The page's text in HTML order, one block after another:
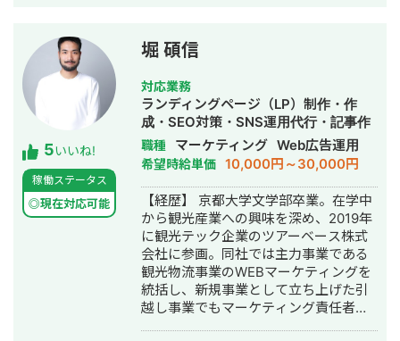
成、制作会社様の外部ディレクション
など、必要な工程だけのスポット対応
も可能です。
して対応可能 ＜スキル＞ ▼SEO対策
・サイト改善 ・オウンドメディア運用
・CV導線の設計 ▼BtoBマーケティン
グ ・リード獲得戦略設計 ・ホワイトペ
ーパー作成 ・メルマガ配信戦略の立
案〜実行 ・インサイドセールス ＜実績
＞ ○ケース①：人材マッチングアプリ
（toB） ホワイトペーパー制作、ライ
ティングのディレクション、ライティ
ング、獲得したリードへの架電全てを
一人で手を動かしてメディアを対応し
ました（一部ライターさんにも手伝っ
てもらいました）。 ▶️問題・課題 クラ
イアントは元々、コンサル会社が入っ
てメディアを立ち上げたものの、1件も
リード獲得ができていない状況。 ここ
から、課題としては下記の４点がある
5いいね!
稼働ステータス
◎現在対応可能
堀 碩信
対応業務
ランディングページ（LP）制作・作
成・SEO対策・SNS運用代行・記事作
成代行・ライティング・ホームページ
制作・作成・リスティング広告運用代
行・オウンドメディア制作・構築・運
用代行
職種 マーケティング Web広告運用
希望時給単価 10,000円～30,000円
【経歴】 京都大学文学部卒業。在学中
から観光産業への興味を深め、2019年
に観光テック企業のツアーベース株式
会社に参画。同社では主力事業である
観光物流事業のWEBマーケティングを
統括し、新規事業として立ち上げた引
越し事業でもマーケティング責任者と